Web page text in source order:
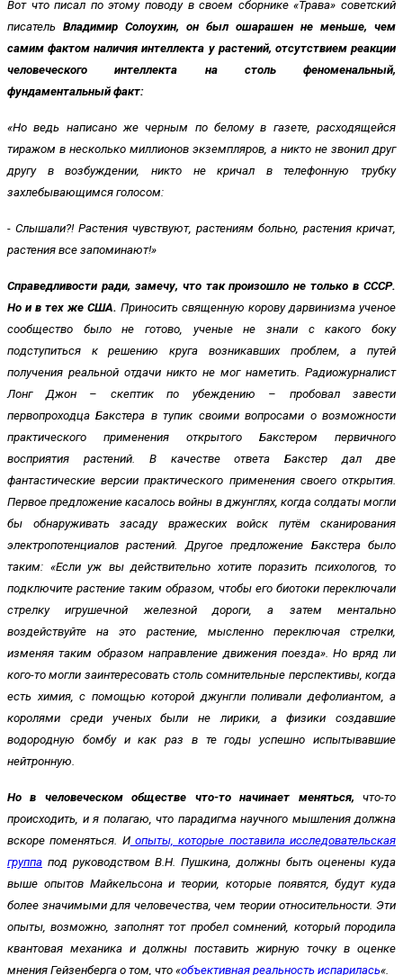
Вот что писал по этому поводу в своем сборнике «Трава» советский
писатель Владимир Солоухин, он был ошарашен не меньше, чем
самим фактом наличия интеллекта у растений, отсутствием реакции
человеческого интеллекта на столь феноменальный,
фундаментальный факт:
«Но ведь написано же черным по белому в газете, расходящейся
тиражом в несколько миллионов экземпляров, а никто не звонил друг
другу в возбуждении, никто не кричал в телефонную трубку
захлебывающимся голосом:
- Слышали?! Растения чувствуют, растениям больно, растения кричат,
растения все запоминают!»
Справедливости ради, замечу, что так произошло не только в СССР.
Но и в тех же США. Приносить священную корову дарвинизма ученое
сообщество было не готово, ученые не знали с какого боку
подступиться к решению круга возникавших проблем, а путей
получения реальной отдачи никто не мог наметить. Радиожурналист
Лонг Джон – скептик по убеждению – пробовал завести
первопроходца Бакстера в тупик своими вопросами о возможности
практического применения открытого Бакстером первичного
восприятия растений. В качестве ответа Бакстер дал две
фантастические версии практического применения своего открытия.
Первое предложение касалось войны в джунглях, когда солдаты могли
бы обнаруживать засаду вражеских войск путём сканирования
электропотенциалов растений. Другое предложение Бакстера было
таким: «Если уж вы действительно хотите поразить психологов, то
подключите растение таким образом, чтобы его биотоки переключали
стрелку игрушечной железной дороги, а затем ментально
воздействуйте на это растение, мысленно переключая стрелки,
изменяя таким образом направление движения поезда». Но вряд ли
кого-то могли заинтересовать столь сомнительные перспективы, когда
есть химия, с помощью которой джунгли поливали дефолиантом, а
королями среди ученых были не лирики, а физики создавшие
водородную бомбу и как раз в те годы успешно испытывавшие
нейтронную.
Но в человеческом обществе что-то начинает меняться, что-то
происходить, и я полагаю, что парадигма научного мышления должна
вскоре поменяться. Иопыты, которые поставила исследовательская
группа под руководством В.Н. Пушкина, должны быть оценены куда
выше опытов Майкельсона и теории, которые появятся, будут куда
более значимыми для человечества, чем теории относительности. Эти
опыты, возможно, заполнят тот пробел сомнений, который породила
квантовая механика и должны поставить жирную точку в оценке
мнения Гейзенберга о том, что «объективная реальность испарилась«.